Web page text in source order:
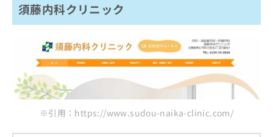
須藤内科クリニック
※引用：https://www.sudou-naika-clinic.com/